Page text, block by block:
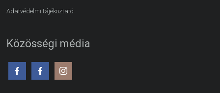
Adatvédelmi tájékoztató
Közösségi média